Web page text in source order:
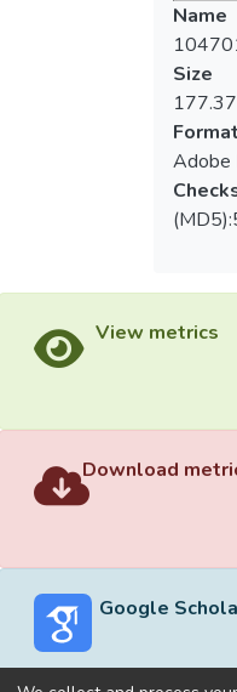
Name
Size
Format
Adobe
View metrics
Download
Google